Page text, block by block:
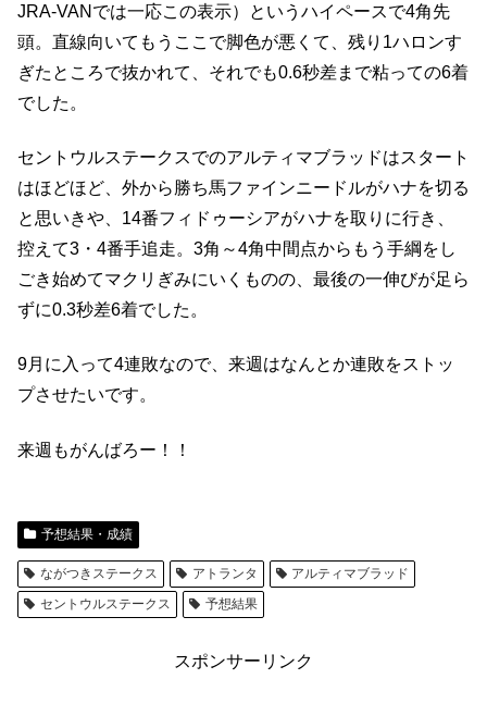
JRA-VANでは一応この表示）というハイペースで4角先
頭。直線向いてもうここで脚色が悪くて、残り1ハロンす
ぎたところで抜かれて、それでも0.6秒差まで粘っての6着
でした。
セントウルステークスでのアルティマブラッドはスタート
はほどほど、外から勝ち馬ファインニードルがハナを切る
と思いきや、14番フィドゥーシアがハナを取りに行き、
控えて3・4番手追走。3角～4角中間点からもう手綱をし
ごき始めてマクリぎみにいくものの、最後の一伸びが足ら
ずに0.3秒差6着でした。
9月に入って4連敗なので、来週はなんとか連敗をストッ
プさせたいです。
来週もがんばろー！！
予想結果・成績
ながつきステークス アトランタ
アルティマブラッド
セントウルステークス
予想結果
スポンサーリンク